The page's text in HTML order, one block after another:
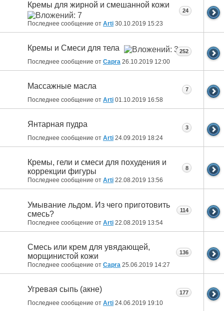
Кремы для жирной и смешанной кожи
Последнее сообщение от Arti 30.10.2019 15:23
24
Кремы и Смеси для тела
Последнее сообщение от Capra 26.10.2019 12:00
252
Массажные масла
Последнее сообщение от Arti 01.10.2019 16:58
7
Янтарная пудра
Последнее сообщение от Arti 24.09.2019 18:24
3
Кремы, гели и смеси для похудения и
коррекции фигуры
Последнее сообщение от Arti 22.08.2019 13:56
8
Умывание льдом. Из чего приготовить
смесь?
Последнее сообщение от Arti 22.08.2019 13:54
114
Смесь или крем для увядающей,
морщинистой кожи
Последнее сообщение от Capra 25.06.2019 14:27
136
Угревая сыпь (акне)
Последнее сообщение от Arti 24.06.2019 19:10
177